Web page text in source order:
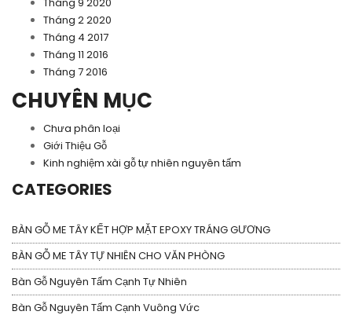
Tháng 2 2020
Tháng 4 2017
Tháng 11 2016
Tháng 7 2016
CHUYÊN MỤC
Chưa phân loại
Giới Thiệu Gỗ
Kinh nghiệm xài gỗ tự nhiên nguyên tấm
CATEGORIES
BÀN GỖ ME TÂY KẾT HỢP MẶT EPOXY TRÁNG GƯƠNG
BÀN GỖ ME TÂY TỰ NHIÊN CHO VĂN PHÒNG
Bàn Gỗ Nguyên Tấm Cạnh Tự Nhiên
Bàn Gỗ Nguyên Tấm Cạnh Vuông Vức